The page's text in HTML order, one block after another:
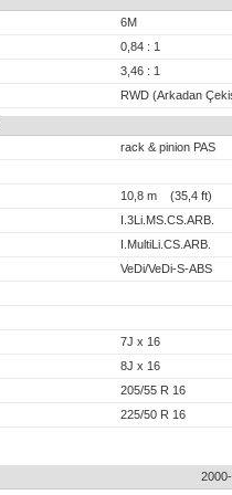
6M
0,84 : 1
3,46 : 1
RWD (Arkadan
rack & pinion PAS
10,8 m (35,4 ft)
I.3Li.MS.CS.ARB.
I.MultiLi.CS.ARB.
VeDi/VeDi-S-ABS
7J x 16
8J x 16
205/55 R 16
225/50 R 16